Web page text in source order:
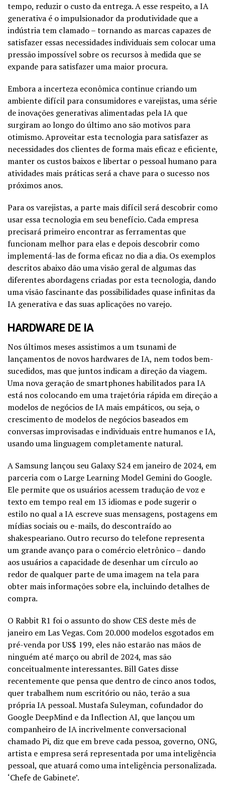
tempo, reduzir o custo da entrega. A esse respeito, a IA
generativa é o impulsionador da produtividade que a
indústria tem clamado – tornando as marcas capazes de
satisfazer essas necessidades individuais sem colocar uma
pressão impossível sobre os recursos à medida que se
expande para satisfazer uma maior procura.
Embora a incerteza econômica continue criando um
ambiente difícil para consumidores e varejistas, uma série
de inovações generativas alimentadas pela IA que
surgiram ao longo do último ano são motivos para
otimismo. Aproveitar esta tecnologia para satisfazer as
necessidades dos clientes de forma mais eficaz e eficiente,
manter os custos baixos e libertar o pessoal humano para
atividades mais práticas será a chave para o sucesso nos
próximos anos.
Para os varejistas, a parte mais difícil será descobrir como
usar essa tecnologia em seu benefício. Cada empresa
precisará primeiro encontrar as ferramentas que
funcionam melhor para elas e depois descobrir como
implementá-las de forma eficaz no dia a dia. Os exemplos
descritos abaixo dão uma visão geral de algumas das
diferentes abordagens criadas por esta tecnologia, dando
uma visão fascinante das possibilidades quase infinitas da
IA ​​generativa e das suas aplicações no varejo.
HARDWARE DE IA
Nos últimos meses assistimos a um tsunami de
lançamentos de novos hardwares de IA, nem todos bem-
sucedidos, mas que juntos indicam a direção da viagem.
Uma nova geração de smartphones habilitados para IA
está nos colocando em uma trajetória rápida em direção a
modelos de negócios de IA mais empáticos, ou seja, o
crescimento de modelos de negócios baseados em
conversas improvisadas e individuais entre humanos e IA,
usando uma linguagem completamente natural.
A Samsunglançou seu Galaxy S24 em janeiro de 2024, em
parceria com o Large Learning Model Gemini do Google.
Ele permite que os usuários acessem tradução de voz e
texto em tempo real em 13 idiomas e pode sugerir o
estilo no qual a IA escreve suas mensagens, postagens em
mídias sociais ou e-mails, do descontraído ao
shakespeariano. Outro recurso do telefone representa
um grande avanço para o comércio eletrônico – dando
aos usuários a capacidade de desenhar um círculo ao
redor de qualquer parte de uma imagem na tela para
obter mais informações sobre ela, incluindo detalhes de
compra.
O Rabbit R1 foi o assunto do show CES deste mês de
janeiro em Las Vegas. Com 20.000 modelos esgotados em
pré-venda por US$ 199, eles não estarão nas mãos de
ninguém até março ou abril de 2024, mas são
conceitualmente interessantes. Bill Gates disse
recentemente que pensa que dentro de cinco anos todos,
quer trabalhem num escritório ou não, terão a sua
própria IA pessoal. Mustafa Suleyman, cofundador do
Google DeepMind e da Inflection AI, que lançou um
companheiro de IA incrivelmente conversacional
chamado Pi, diz que em breve cada pessoa, governo, ONG,
artista e empresa será representada por uma inteligência
pessoal, que atuará como uma inteligência personalizada.
‘Chefe de Gabinete’.